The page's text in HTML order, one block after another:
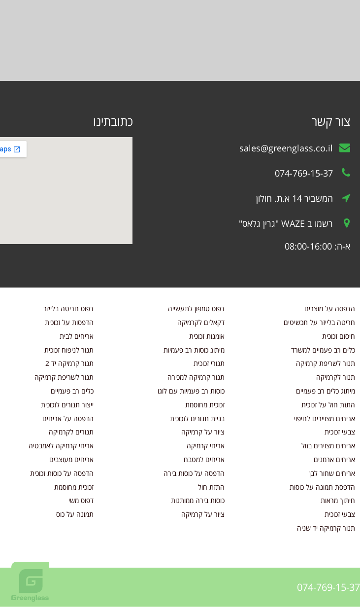
צור קשר
sales@greenglass.co.il
074-769-15-37
המשביר 14 א.ת. חולון
רשמו ב WAZE "גרין גלאס"
א-ה: 08:00-16:00
כתובתינו
הדפסה על מוצרים דפוס טמפון לתעשייה דפוס חריטה בלייזר
חריטה בלייזר על תכשיטים
דקאלים לקרמיקה הדפסות על זכוכית
חיסום זכוכית
אומנות זכוכית אריחים לבית
כלים רב פעמיים למשרד
מיתוג כוסות רב פעמיות תנור לניפוח זכוכית
תנור לשריפת קרמיקה
תנורי זכוכית תנור קרמיקה יד 2
תנור לקרמיקה
תנור קרמיקה למכירה תנור לשריפת קרמיקה
מיתוג כלים רב פעמיים
כוסות רב פעמיות עם לוגו כלים רב פעמיים
התזת חול על זכוכית
זכוכית מחוסמת ייצור תנורים לזכוכית
אריחים מצויירים לחיפוי
בניית תנורים לזכוכית הדפסה על אריחים
צבעי זכוכית
ציור על קרמיקה תנורים לקרמיקה
אריחים מצוירים בזול
אריחי קרמיקה אריחי קרמיקה לאמבטיה
אריחים ארמנים
אריחים למטבח אריחים מעוצבים
אריחים שחור לבן
הדפסה על כוסות בירה הדפסה על כוסות זכוכית
הדפסת תמונה על כוסות
התזת חול זכוכית מחוסמת
חיתוך מראות
כוסות בירה ממותגות דפוס משי
צבעי זכוכית
ציור על קרמיקה תמונה על כוס
תנור קרמיקה יד שניה
074-769-15-37